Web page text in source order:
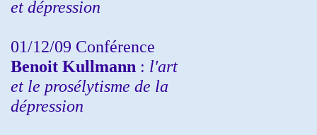
et dépression
01/12/09 Conférence
Benoit Kullmann : l'art
et le prosélytisme de la
dépression